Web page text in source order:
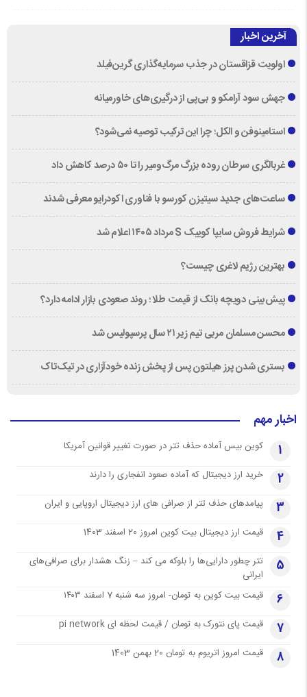
آخرین اخبار
اولویت قزاقستان در جذب سرمایه‌گذاری گرین‌فیلد
جهش سود آرامکو و بی‌پی از درگیری‌های خاورمیانه
استامینوفن و الکل؛ چرا این ترکیب توصیه نمی‌شود؟
غربالگری سرطان روده بزرگ مرگ‌ومیر را تا ۵۰ درصد کاهش داد
ساعت‌های جدید سیتیزن کورسو با فناوری اکودرایو معرفی شدند
شرایط فروش سایپا کوییک S مرداد ۱۴۰۵ اعلام شد
بهترین رژیم لاغری چیست؟
پیش‌بینی دویچه‌ بانک از قیمت طلا ؛ روند صعودی بازار ادامه دارد؟
محسن مسلمان مربی تیم زیر ۲۱ سال پرسپولیس شد
بستری شدن پرز هیلتون پس از پخش زنده خودآزاری در تیک‌تاک
اخبار مهم
1 کوین بیس آماده حذف تتر در صورت تغییر قوانین آمریکا
2 خرید ارز دیجیتال که آماده صعود انفجاری را دارند
3 پیامدهای حذف تتر از صرافی های ارز دیجیتال اروپایی و ایران
4 قیمت ارز دیجیتال بیت کوین امروز 20 اسفند 1403
5
تتر چطور دارایی‌ها را بلوکه می کند – زنگ هشدار برای صرافی‌های
ایرانی
6 قیمت بیت کوین به تومان- امروز سه شنبه 7 اسفند ۱۴۰۳
7 قیمت پای نتورک به تومان / قیمت لحظه ای pi network
8 قیمت امروز اتریوم به تومان 20 بهمن 1403